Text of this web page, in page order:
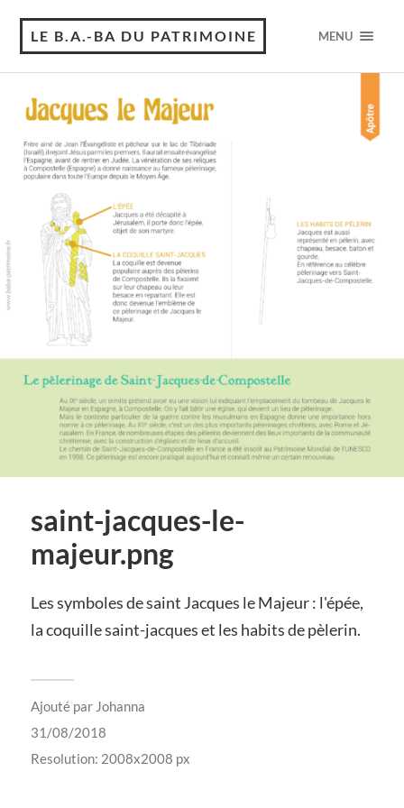
LE B.A.-BA DU PATRIMOINE MENU
saint-jacques-le-
majeur.png
Les symboles de saint Jacques le Majeur : l'épée,
la coquille saint-jacques et les habits de pèlerin.
Ajouté par Johanna
31/08/2018
Resolution: 2008x2008 px